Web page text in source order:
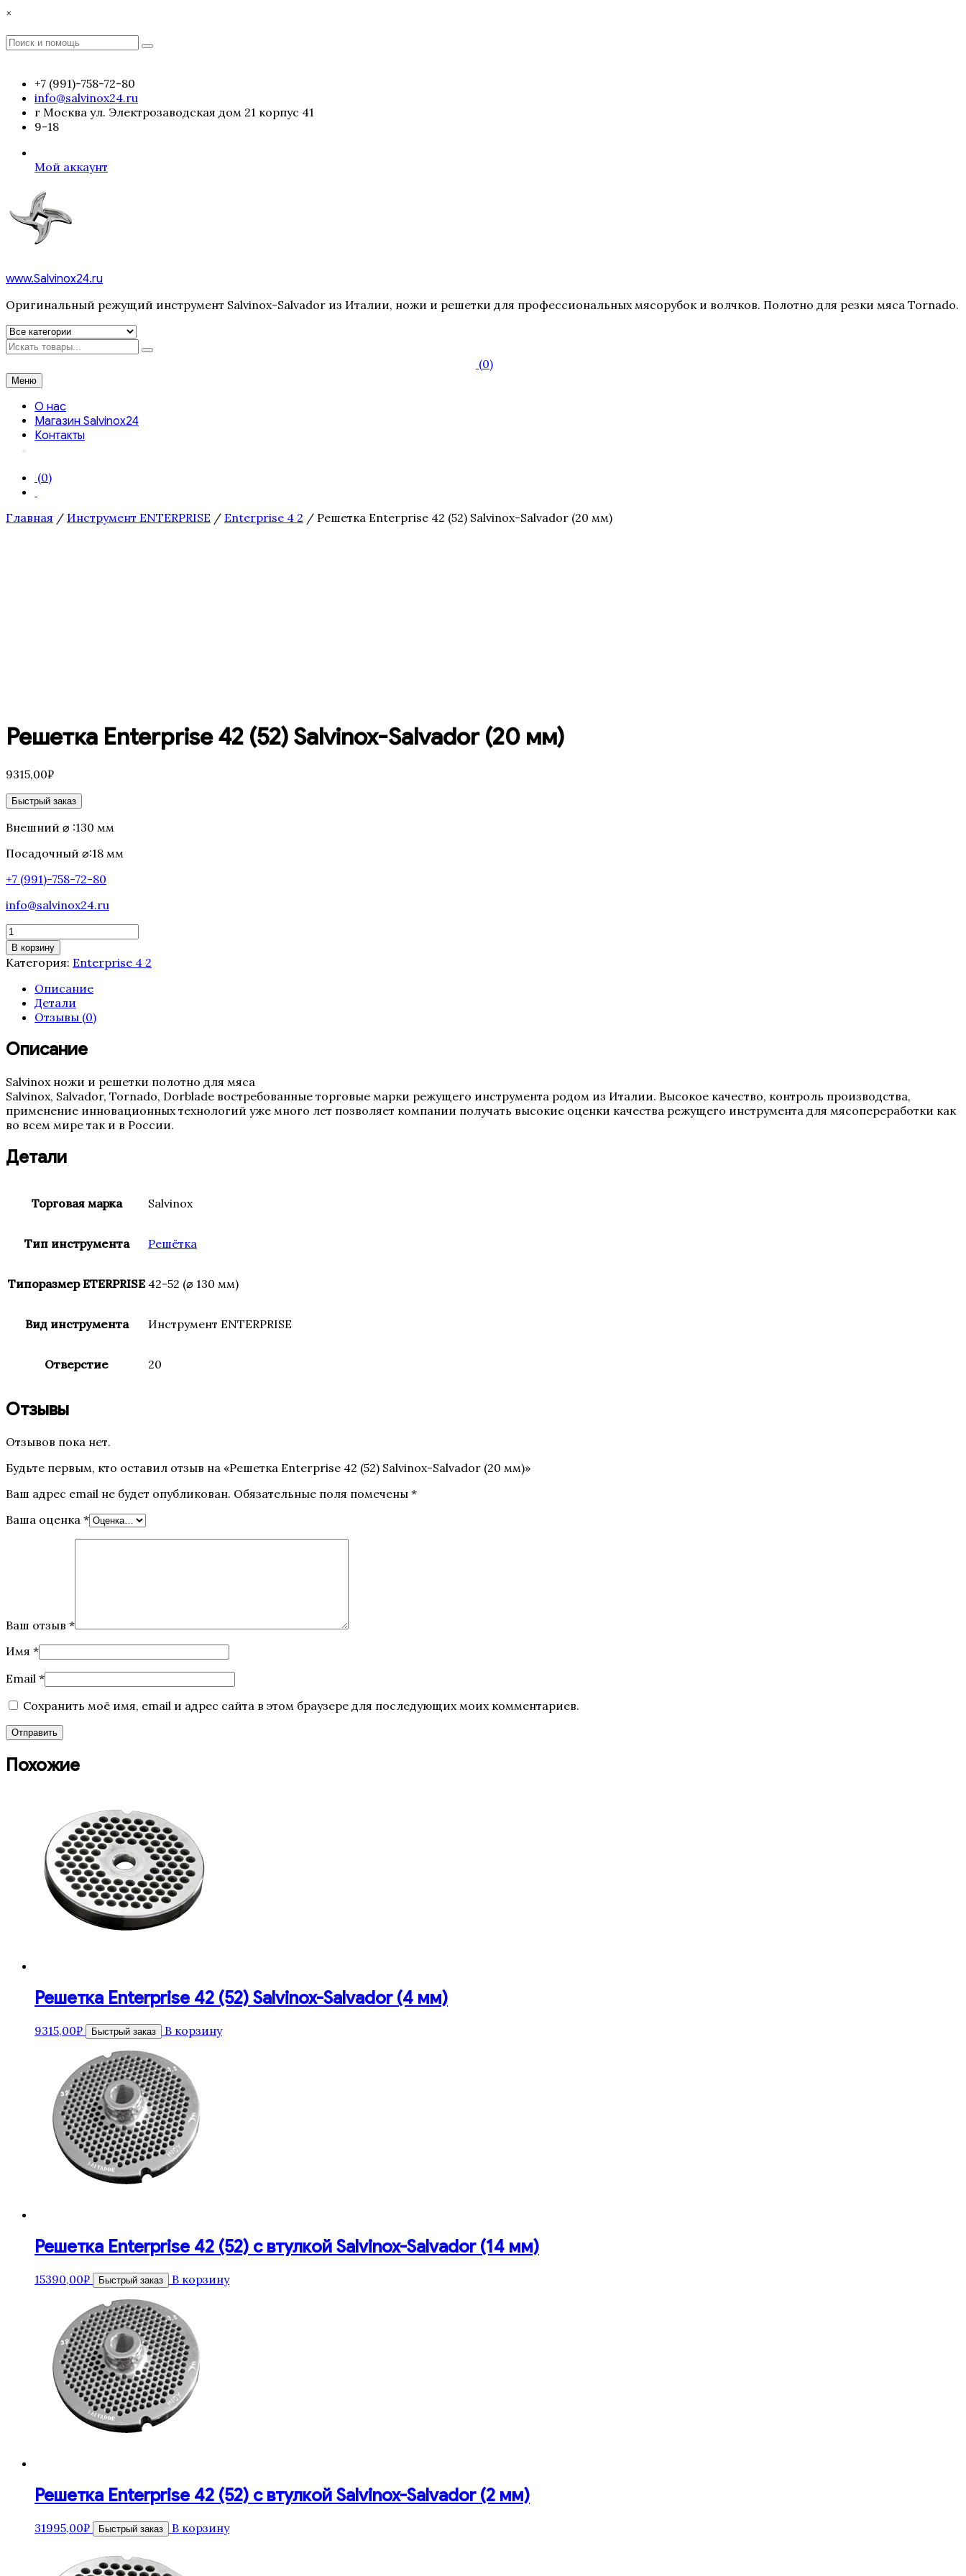
Перейти
содержимому
×
Поиск
Поиск
+7 (991)-758-72-80
info@salvinox24.ru
г Москва ул. Электрозаводская дом 21 корпус 41
9-18
Мой аккаунт
www.Salvinox24.ru
Оригинальный режущий инструмент Salvinox-Salvador из Италии, ножи и решетки для профессиональных мясорубок и волчков. Полотно для резки мяса Tornado.
Искать
(0)
Меню
О нас
Магазин Salvinox24
Контакты
(0)
Главная / Инструмент ENTERPRISE / Enterprise 4 2 / Решетка Enterprise 42 (52) Salvinox-Salvador (20 мм)
Решетка Enterprise 42 (52) Salvinox-Salvador (20 мм)
9315,00₽
Быстрый заказ
Внешний ⌀ :130 мм
Посадочный ⌀:18 мм
+7 (991)-758-72-80
info@salvinox24.ru
Количество
товара
Решетка
Enterprise
(52)
Salvinox-
(20
мм)
В корзину
Категория: Enterprise 4 2
Описание
Детали
Отзывы (0)
Описание
Salvinox ножи и решетки полотно для мяса
Salvinox, Salvador, Tornado, Dorblade востребованные торговые марки режущего инструмента родом из Италии. Высокое качество, контроль производства,
применение инновационных технологий уже много лет позволяет компании получать высокие оценки качества режущего инструмента для мясопереработки как
во всем мире так и в России.
Детали
Торговая марка Salvinox
Тип инструмента Решётка
Типоразмер ETERPRISE 42-52 (⌀ 130 мм)
Вид инструмента Инструмент ENTERPRISE
Отверстие 20
Отзывы
Отзывов пока нет.
Будьте первым, кто оставил отзыв на «Решетка Enterprise 42 (52) Salvinox-Salvador (20 мм)»
Ваш адрес email не будет опубликован. Обязательные поля помечены *
Ваша оценка *
Ваш отзыв *
Имя *
Email *
Сохранить моё имя, email и адрес сайта в этом браузере для последующих моих комментариев.
Похожие
Решетка Enterprise 42 (52) Salvinox-Salvador (4 мм)
9315,00₽ Быстрый заказ В корзину
Решетка Enterprise 42 (52) с втулкой Salvinox-Salvador (14 мм)
15390,00₽ Быстрый заказ В корзину
Решетка Enterprise 42 (52) с втулкой Salvinox-Salvador (2 мм)
31995,00₽ Быстрый заказ В корзину